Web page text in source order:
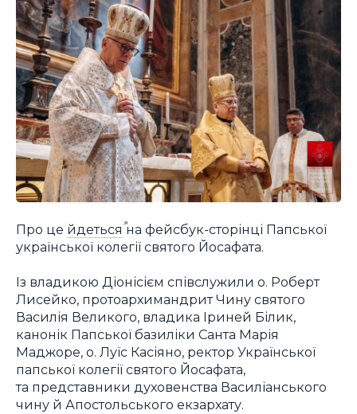
Про це йдетьсяна фейсбук-сторінці Папської
української колегії святого Йосафата.
Із владикою Діонісієм співслужили о. Роберт
Лисейко, протоархимандрит Чину святого
Василія Великого, владика Іриней Білик,
канонік Папської базиліки Санта Марія
Маджоре, о. Луїс Касіяно, ректор Української
папської колегії святого Йосафата,
та представники духовенства Василіанського
чину й Апостольського екзархату.